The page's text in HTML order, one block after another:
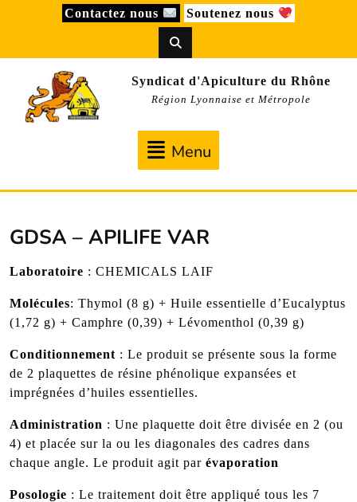
Contactez nous Soutenez nous
Syndicat d'Apiculture du Rhône
Région Lyonnaise et Métropole
Menu
GDSA – APILIFE VAR
Laboratoire : CHEMICALS LAIF
Molécules: Thymol (8 g) + Huile essentielle d’Eucalyptus
(1,72 g) + Camphre (0,39) + Lévomenthol (0,39 g)
Conditionnement : Le produit se présente sous la forme
de 2 plaquettes de résine phénolique expansées et
imprégnées d’huiles essentielles.
Administration : Une plaquette doit être divisée en 2 (ou
4) et placée sur la ou les diagonales des cadres dans
chaque angle. Le produit agit par évaporation
Posologie : Le traitement doit être appliqué tous les 7